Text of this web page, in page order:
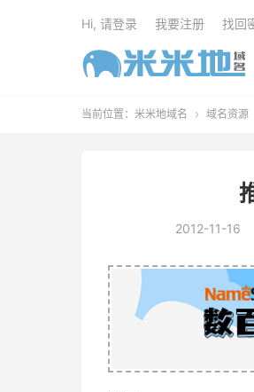
Hi, 请登录 我要注册 找回
当前位置： 米米地域名  域名资源
2012-11-16